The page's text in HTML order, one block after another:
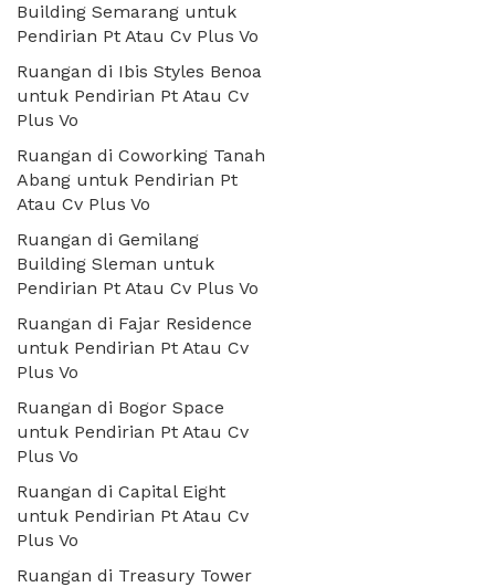
Building Semarang untuk
Pendirian Pt Atau Cv Plus Vo
Ruangan di Ibis Styles Benoa
untuk Pendirian Pt Atau Cv
Plus Vo
Ruangan di Coworking Tanah
Abang untuk Pendirian Pt
Atau Cv Plus Vo
Ruangan di Gemilang
Building Sleman untuk
Pendirian Pt Atau Cv Plus Vo
Ruangan di Fajar Residence
untuk Pendirian Pt Atau Cv
Plus Vo
Ruangan di Bogor Space
untuk Pendirian Pt Atau Cv
Plus Vo
Ruangan di Capital Eight
untuk Pendirian Pt Atau Cv
Plus Vo
Ruangan di Treasury Tower